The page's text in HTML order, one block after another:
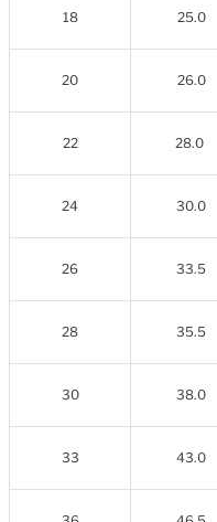
18 25.0
20 26.0
22 28.0
24 30.0
26 33.5
28 35.5
30 38.0
33 43.0